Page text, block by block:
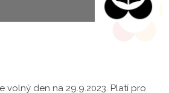
volný den na 29.9.2023. Platí pro